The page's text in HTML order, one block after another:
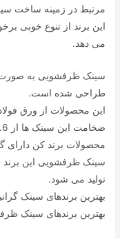
مرتبط در زمینه ساخت
این برند از تنوع خوبی
می دهد.
سینک ظرفشویی به صورت
طراحی شده است.
این محصولات از ورق
ضخامت این سینک ها از 0.6 میلی متر تا 1 میلی متر می باشد.
محصولات برند کن دارای
تولید می شود.
بهترین برندهای سینک
بهترین برندهای سینک